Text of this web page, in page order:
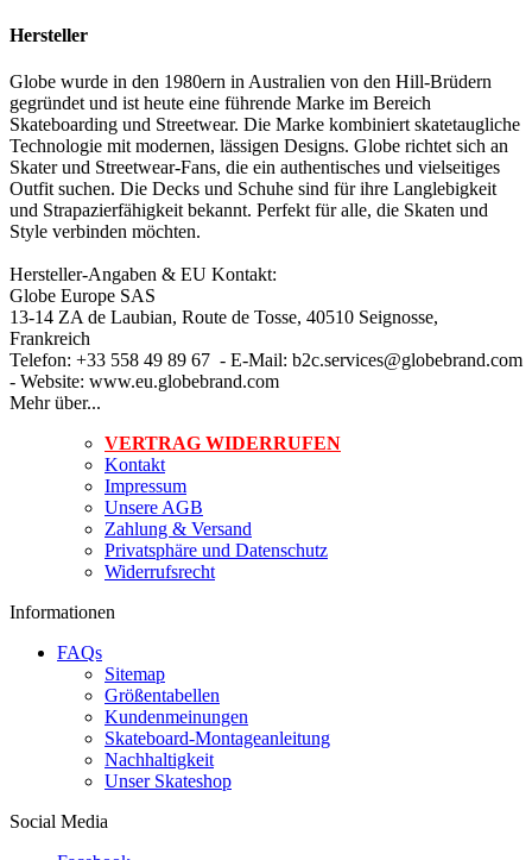
Hersteller
Globe wurde in den 1980ern in Australien von den Hill-Brüdern
gegründet und ist heute eine führende Marke im Bereich
Skateboarding und Streetwear. Die Marke kombiniert skatetaugliche
Technologie mit modernen, lässigen Designs. Globe richtet sich an
Skater und Streetwear-Fans, die ein authentisches und vielseitiges
Outfit suchen. Die Decks und Schuhe sind für ihre Langlebigkeit
und Strapazierfähigkeit bekannt. Perfekt für alle, die Skaten und
Style verbinden möchten.
Hersteller-Angaben & EU Kontakt:
Globe Europe SAS
13-14 ZA de Laubian, Route de Tosse, 40510 Seignosse,
Frankreich
Telefon: +33 558 49 89 67 - E-Mail: b2c.services@globebrand.com
- Website: www.eu.globebrand.com
Mehr über...
VERTRAG WIDERRUFEN
Kontakt
Impressum
Unsere AGB
Zahlung & Versand
Privatsphäre und Datenschutz
Widerrufsrecht
Informationen
FAQs
Sitemap
Größentabellen
Kundenmeinungen
Skateboard-Montageanleitung
Nachhaltigkeit
Unser Skateshop
Social Media